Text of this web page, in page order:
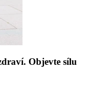
Objevte sílu